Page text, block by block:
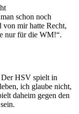
schon noch
von mir hatte Recht,
nur für die WM!“.
Der HSV spielt in
ich glaube nicht,
daheim gegen den